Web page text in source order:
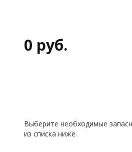
0 руб.
Выберите необходимые
из списка ниже.